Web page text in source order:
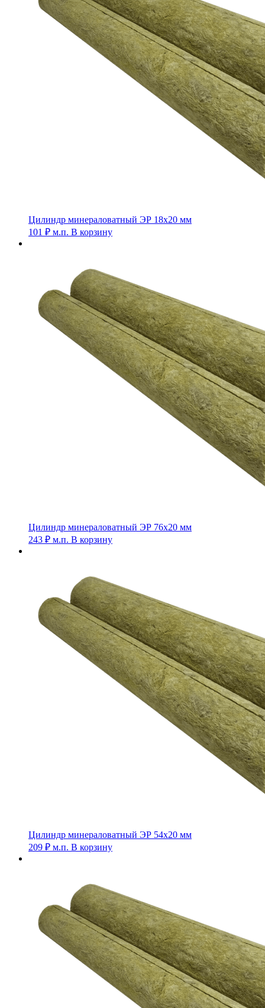
Цилиндр минераловатный ЭР 18х20 мм
101 ₽ м.п. В корзину
Цилиндр минераловатный ЭР 76х20 мм
243 ₽ м.п. В корзину
Цилиндр минераловатный ЭР 54х20 мм
209 ₽ м.п. В корзину